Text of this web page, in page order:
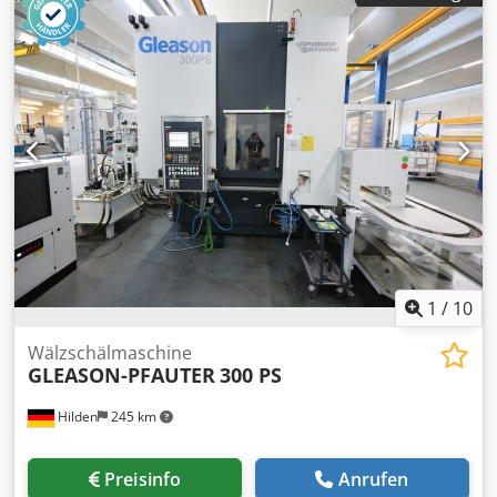
Modul - max. 4,5 Spindelbohrung 75 mm Spitzenweite 410
mm Zähnezahl - min. 2, 3 Fräser Durchmesser max. 115
mm Fräserlänge max. 105 mm Achsabstand zwischen
Fräser und Werkstück - max. 138 mm Achsabstand
zwischen Fräser und Werkstück - min. 30 mm Fräskopf -
schwenkbar 120 ° Fräserdrehzahlen 70 - 400 U/min
Axialvorschübe 0,25 - 4,0 mm/U Radialvorschübe 0,09 - 1,5
mm/U Gesamtleistungsbedarf ca. 9,5 kW
Maschinengewicht ca. 3,5 t Raumbedarf ca.
1730x1400x1440 mm Ausstattung/Zubehör: - Wechselräder
Dedpfx Adsvz Ec Isljkr - Fräsdorne - Spannmittel Dra8M7 -
Dokumentation
1 / 10
Hilden 245 km
Wälzschälmaschine
GLEASON-PFAUTER300 PS
Preisinfo Anrufen